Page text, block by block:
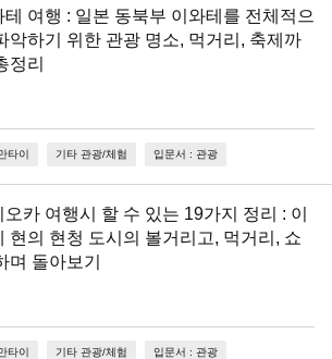
테 여행 : 일본 동북부 이와테를 전체적으
악하기 위한 관광 명소, 먹거리, 축제까
정리
타이 기타 관광/체험 입문서 : 관광
오카 여행시 할 수 있는 19가지 정리 : 이
현의 현청 도시의 볼거리고, 먹거리, 쇼
며 돌아보기
타이 기타 관광/체험 입문서 : 관광